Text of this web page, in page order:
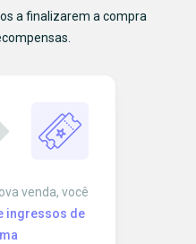
a finalizarem a compra
venda, você
ingressos de